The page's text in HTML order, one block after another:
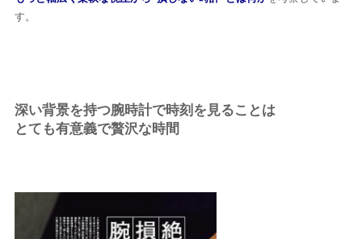
す。
深い背景を持つ腕時計で時刻を見ることは
とても有意義で贅沢な時間